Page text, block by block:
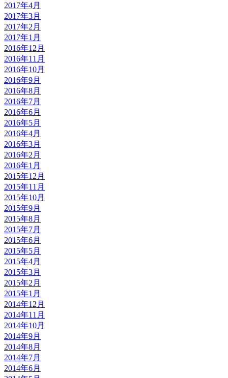
2017年4月
2017年3月
2017年2月
2017年1月
2016年12月
2016年11月
2016年10月
2016年9月
2016年8月
2016年7月
2016年6月
2016年5月
2016年4月
2016年3月
2016年2月
2016年1月
2015年12月
2015年11月
2015年10月
2015年9月
2015年8月
2015年7月
2015年6月
2015年5月
2015年4月
2015年3月
2015年2月
2015年1月
2014年12月
2014年11月
2014年10月
2014年9月
2014年8月
2014年7月
2014年6月